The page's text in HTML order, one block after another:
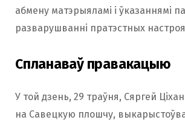
абмену матэрыяламі і ўказаннямі па
разварушванні пратэстных
Спланаваў правакацыю
У той дзень, 29 траўня, Сяргей
на Савецкую плошчу,